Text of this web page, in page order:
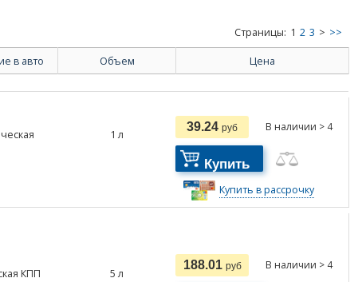
Страницы: 1 2 3 > >>
в авто Объем Цена
1л
39.24 руб В наличии > 4
Купить
Купить в рассрочку
КПП 5л
188.01 руб В наличии > 4